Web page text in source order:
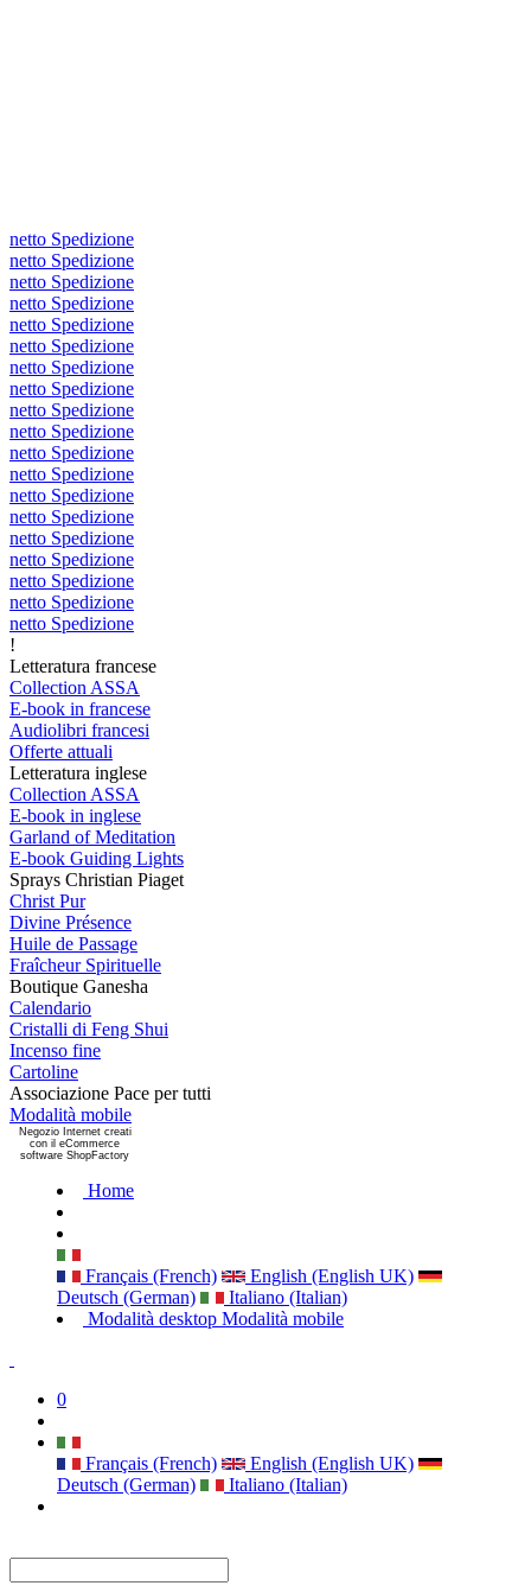
netto Spedizione
netto Spedizione
netto Spedizione
netto Spedizione
netto Spedizione
netto Spedizione
netto Spedizione
netto Spedizione
netto Spedizione
netto Spedizione
netto Spedizione
netto Spedizione
netto Spedizione
netto Spedizione
netto Spedizione
netto Spedizione
netto Spedizione
netto Spedizione
netto Spedizione
!
Letteratura francese
Collection ASSA
E-book in francese
Audiolibri francesi
Offerte attuali
Letteratura inglese
Collection ASSA
E-book in inglese
Garland of Meditation
E-book Guiding Lights
Sprays Christian Piaget
Christ Pur
Divine Présence
Huile de Passage
Fraîcheur Spirituelle
Boutique Ganesha
Calendario
Cristalli di Feng Shui
Incenso fine
Cartoline
Associazione Pace per tutti
Modalità mobile
Negozio Internet creati
con il eCommerce
software ShopFactory
Home
Français (French)
English (English UK)
Deutsch (German)
Italiano (Italian)
Modalità desktop Modalità mobile
0
Français (French)
English (English UK)
Deutsch (German)
Italiano (Italian)